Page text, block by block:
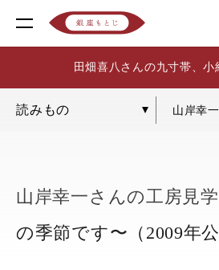
田畑喜八さんの九寸帯、小
山岸幸
山岸幸一さんの工房見
の季節です〜（2009年公